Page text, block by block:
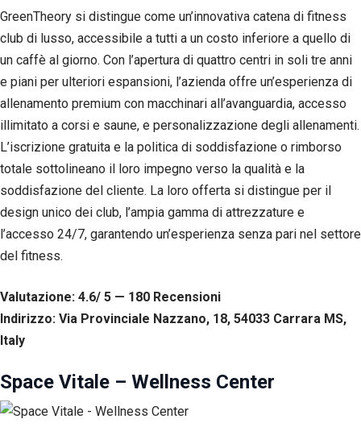
GreenTheory si distingue come un’innovativa catena di fitness
club di lusso, accessibile a tutti a un costo inferiore a quello di
un caffè al giorno. Con l’apertura di quattro centri in soli tre anni
e piani per ulteriori espansioni, l’azienda offre un’esperienza di
allenamento premium con macchinari all’avanguardia, accesso
illimitato a corsi e saune, e personalizzazione degli allenamenti.
L’iscrizione gratuita e la politica di soddisfazione o rimborso
totale sottolineano il loro impegno verso la qualità e la
soddisfazione del cliente. La loro offerta si distingue per il
design unico dei club, l’ampia gamma di attrezzature e
l’accesso 24/7, garantendo un’esperienza senza pari nel settore
del fitness.
Valutazione: 4.6/ 5 — 180 Recensioni
Indirizzo: Via Provinciale Nazzano, 18, 54033 Carrara MS,
Italy
Space Vitale – Wellness Center
comportamento
mentre visiti il
nostro sito,
aumenti le
possibilità di
e offerte
personalizzati.